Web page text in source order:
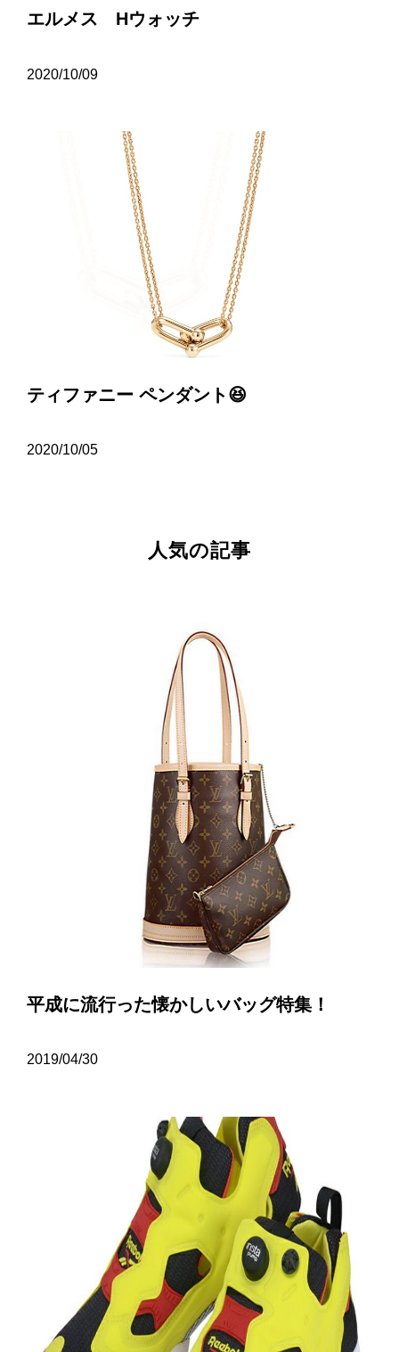
エルメス Hウォッチ
2020/10/09
ティファニー ペンダント😆
2020/10/05
人気の記事
平成に流行った懐かしいバッグ特集！
2019/04/30